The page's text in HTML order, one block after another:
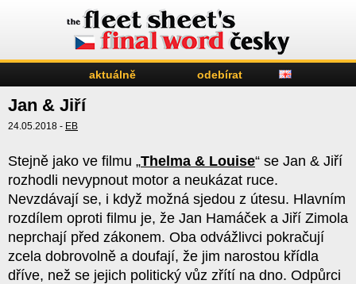
aktuálně odebírat
Jan & Jiří
24.05.2018 - EB
Stejně jako ve filmu „Thelma & Louise“ se Jan & Jiří
rozhodli nevypnout motor a neukázat ruce.
Nevzdávají se, i když možná sjedou z útesu. Hlavním
rozdílem oproti filmu je, že Jan Hamáček a Jiří Zimola
neprchají před zákonem. Oba odvážlivci pokračují
zcela dobrovolně a doufají, že jim narostou křídla
dříve, než se jejich politický vůz zřítí na dno. Odpůrci